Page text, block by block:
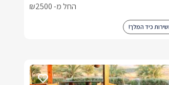
החל מ- ₪2500
כיד המלך!